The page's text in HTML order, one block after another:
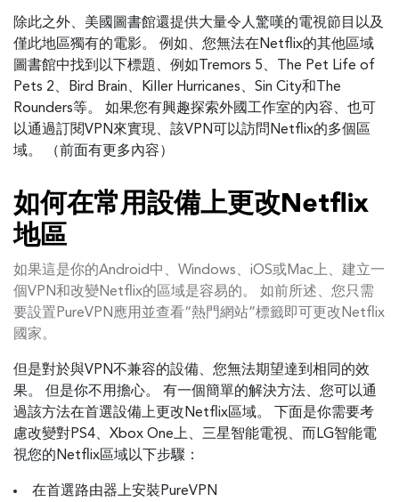
除此之外、美國圖書館還提供大量令人驚嘆的電視節目以及
僅此地區獨有的電影。 例如、您無法在Netflix的其他區域
圖書館中找到以下標題、例如Tremors 5、The Pet Life of
Pets 2、Bird Brain、Killer Hurricanes、Sin City和The
Rounders等。 如果您有興趣探索外國工作室的內容、也可
以通過訂閱VPN來實現、該VPN可以訪問Netflix的多個區
域。 （前面有更多內容）
如何在常用設備上更改Netflix
地區
如果這是你的Android中、Windows、iOS或Mac上、建立一
個VPN和改變Netflix的區域是容易的。 如前所述、您只需
要設置PureVPN應用並查看“熱門網站”標籤即可更改Netflix
國家。
但是對於與VPN不兼容的設備、您無法期望達到相同的效
果。 但是你不用擔心。 有一個簡單的解決方法、您可以通
過該方法在首選設備上更改Netflix區域。 下面是你需要考
慮改變對PS4、Xbox One上、三星智能電視、而LG智能電
視您的Netflix區域以下步驟：
在首選路由器上安裝PureVPN